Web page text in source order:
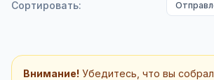
Сортировать:
Внимание! Убедитесь, что вы